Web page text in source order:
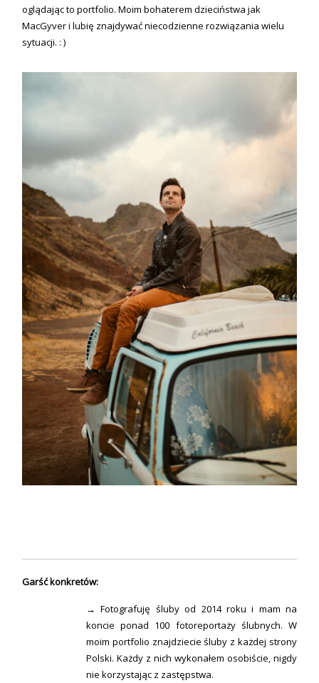
oglądając to portfolio. Moim bohaterem dzieciństwa jak
MacGyver i lubię znajdywać niecodzienne rozwiązania wielu
sytuacji. : )
Garść konkretów:
→ Fotografuję śluby od 2014 roku i mam na
koncie ponad 100 fotoreportaży ślubnych. W
moim portfolio znajdziecie śluby z każdej strony
Polski. Każdy z nich wykonałem osobiście, nigdy
nie korzystając z zastępstwa.